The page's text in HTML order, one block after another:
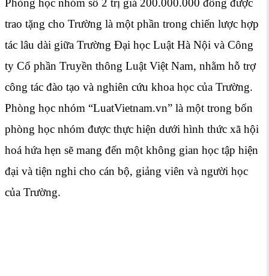
Phòng học nhóm số 2 trị giá 200.000.000 đồng được
trao tặng cho Trường là một phần trong chiến lược hợp
tác lâu dài giữa Trường Đại học Luật Hà Nội và Công
ty Cổ phần Truyền thông Luật Việt Nam, nhằm hỗ trợ
công tác đào tạo và nghiên cứu khoa học của Trường.
Phòng học nhóm “LuatVietnam.vn” là một trong bốn
phòng học nhóm được thực hiện dưới hình thức xã hội
hoá hứa hẹn sẽ mang đến một không gian học tập hiện
đại và tiện nghi cho cán bộ, giảng viên và người học
của Trường.